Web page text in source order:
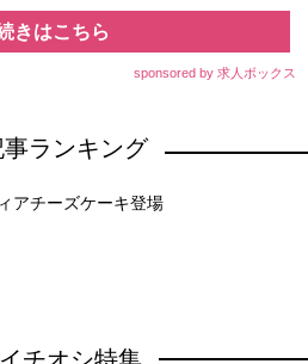
きはこちら
sponsored by 求人ボックス
事ランキング
アチーズケーキ登場